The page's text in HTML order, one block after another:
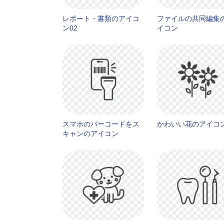
レポート・書類のアイコ
ン02
ファイルの共同編集
イコン
スマホのバーコードをス
キャンのアイコン
かわいい花のアイコ